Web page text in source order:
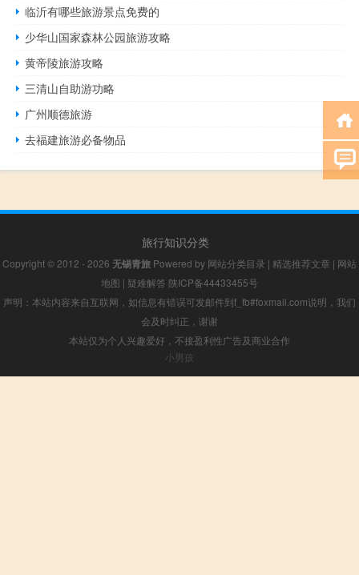
临沂有哪些旅游景点免费的
少华山国家森林公园旅游攻略
黄帝陵旅游攻略
三清山自助游功略
广州顺德旅游
去福建旅游必备物品
旅行知识分类
Copyright © 2012 - 2026 无锡青旅 Powered by 网站分类目录 | 精选推荐文章 | 网站
地图 | 疑难解答 陕ICP备44433455号
声明：本站内容来自互联网，如信息有错误可发邮件到f_fb#foxmail.com说明，我们
会及时纠正，谢谢
本站仅为个人兴趣爱好，不接盈利性广告及商业合作
小男孩